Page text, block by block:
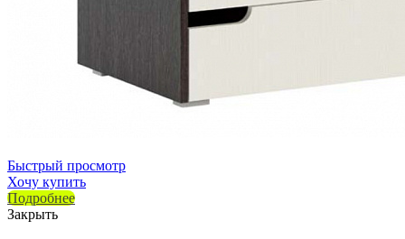
Быстрый просмотр
Хочу купить
Подробнее
Закрыть